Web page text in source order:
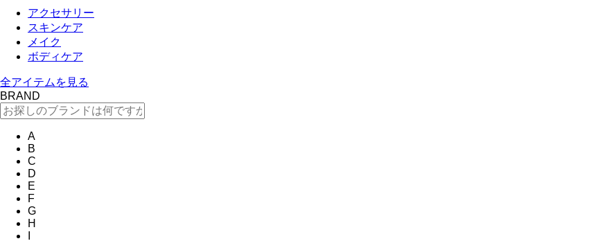
アクセサリー
スキンケア
メイク
ボディケア
全アイテムを見る
BRAND
A
B
C
D
E
F
G
H